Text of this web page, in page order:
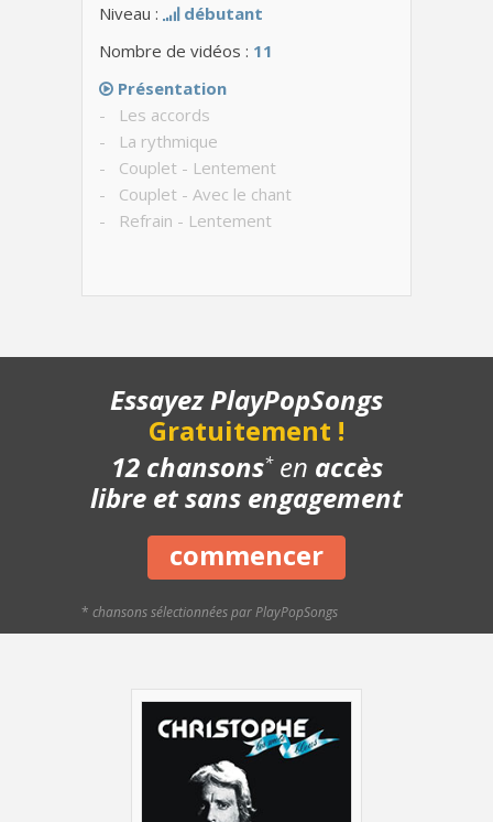
Niveau :
débutant
Nombre de vidéos : 11
Présentation
- Les accords
- La rythmique
- Couplet - Lentement
- Couplet - Avec le chant
- Refrain - Lentement
- Chanson complète
- Bonus - Variante Couplet
Essayez PlayPopSongs
Gratuitement !
12 chansons*en accès
libre et sans engagement
commencer
* chansons sélectionnées par PlayPopSongs